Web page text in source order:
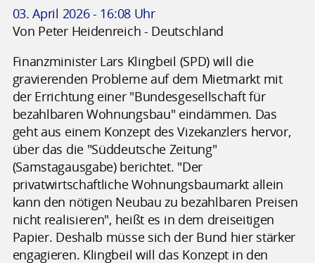
03. April 2026 - 16:08 Uhr
Von Peter Heidenreich - Deutschland
Finanzminister Lars Klingbeil (SPD) will die
gravierenden Probleme auf dem Mietmarkt mit
der Errichtung einer "Bundesgesellschaft für
bezahlbaren Wohnungsbau" eindämmen. Das
geht aus einem Konzept des Vizekanzlers hervor,
über das die "Süddeutsche Zeitung"
(Samstagausgabe) berichtet. "Der
privatwirtschaftliche Wohnungsbaumarkt allein
kann den nötigen Neubau zu bezahlbaren Preisen
nicht realisieren", heißt es in dem dreiseitigen
Papier. Deshalb müsse sich der Bund hier stärker
engagieren. Klingbeil will das Konzept in den